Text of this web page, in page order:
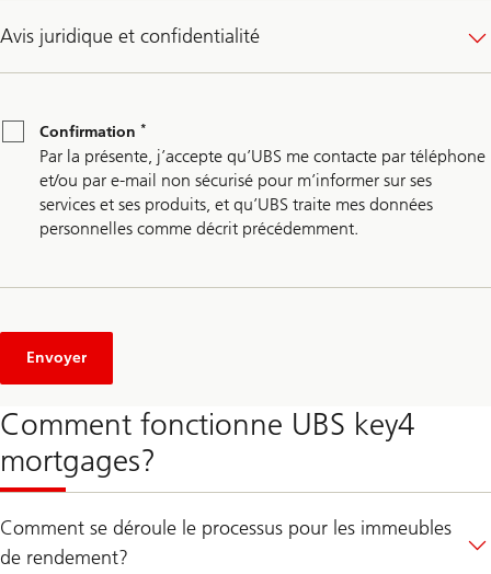
Avis juridique et confidentialité
Confirmation
Confirmation *
Par la présente, j’accepte qu’UBS me contacte par téléphone
et/ou par e-mail non sécurisé pour m’informer sur ses
services et ses produits, et qu’UBS traite mes données
personnelles comme décrit précédemment.
Envoyer
Comment fonctionne UBS key4
mortgages?
Comment se déroule le processus pour les immeubles
de rendement?